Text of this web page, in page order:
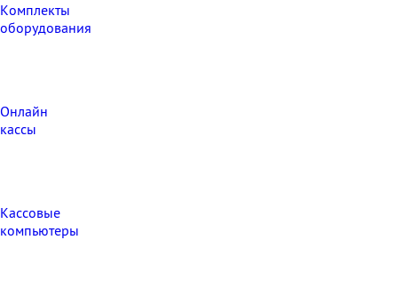
Комплекты
оборудования
Онлайн
кассы
Кассовые
компьютеры